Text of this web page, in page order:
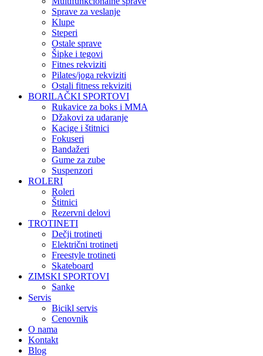
Sprave za veslanje
Klupe
Steperi
Ostale sprave
Šipke i tegovi
Fitnes rekviziti
Pilates/joga rekviziti
Ostali fitness rekviziti
BORILAČKI SPORTOVI
Rukavice za boks i MMA
Džakovi za udaranje
Kacige i štitnici
Fokuseri
Bandažeri
Gume za zube
Suspenzori
ROLERI
Roleri
Štitnici
Rezervni delovi
TROTINETI
Dečji trotineti
Električni trotineti
Freestyle trotineti
Skateboard
ZIMSKI SPORTOVI
Sanke
Servis
Bicikl servis
Cenovnik
O nama
Kontakt
Blog